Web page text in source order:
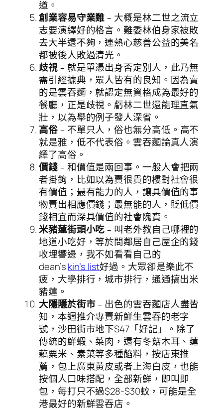
道。
創業容易守業難﹣大概是林二世之流立
志要演繹好的格言。難委林伯身家被敗
去大半還不夠，連熱心慈善公益的美名
都被後人敗過清光。
歧視﹣就是單憑出身否定別人，此乃無
需引經據典，眾人皆有的良知。因為賣
的是雲吞麵，就認定無資格成為最好的
餐廳，正是歧視。虧林二世還能理直氣
壯，以為舉的例子發人深省。
高俗﹣不單只人，俗也無分高低。高不
就是雅，低不代表俗。雲吞麵論真人演
繹了高俗。
價錢﹣和價值是兩回事。一般人會把兩
者掛鉤，比如以為賣很貴的樓對社會很
有價值；最有能力的人，讓具價值的事
物賣出相應價錢；最無能的人，貶低價
錢相宜而深具價值的社會隗寶。
米豬蓮街頭小吃﹣叫老外教自己哪裡的
地道小吃好，等於問鄰居自己屋企的錢
收埋響邊，我不如看看自己的
dean’skin’s list好過。大眾卻是樂此不
疲，大學排行，城市排行，通通搞出米
豬蓮。
大隱隱於街市﹣出色的雲吞麵店人盡皆
知，本週推介專賣新鮮生雲吞的老字
號，沙田街市地下S47「好記」。除了
傳統的鮮蝦、菜肉，還有冬菇木耳、蓮
藕粟米、素菜等多種餡料，按店東推
薦，包上廣東黃皮或者上海白皮，也能
按個人口味搭配，全部新鮮，即叫即
包，每打只不過$28-$30蚊，可能是全
港最好的新鮮雲吞店。